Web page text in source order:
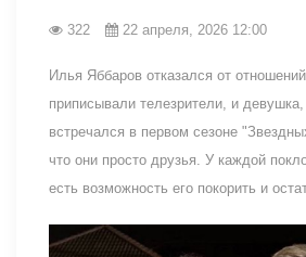
322 22 апреля, 2026 12:00
Илья Яббаров отказался от
приписывали телезрители, и
встречался в первом сезоне
что они просто друзья. У каждой
есть возможность его покорить и